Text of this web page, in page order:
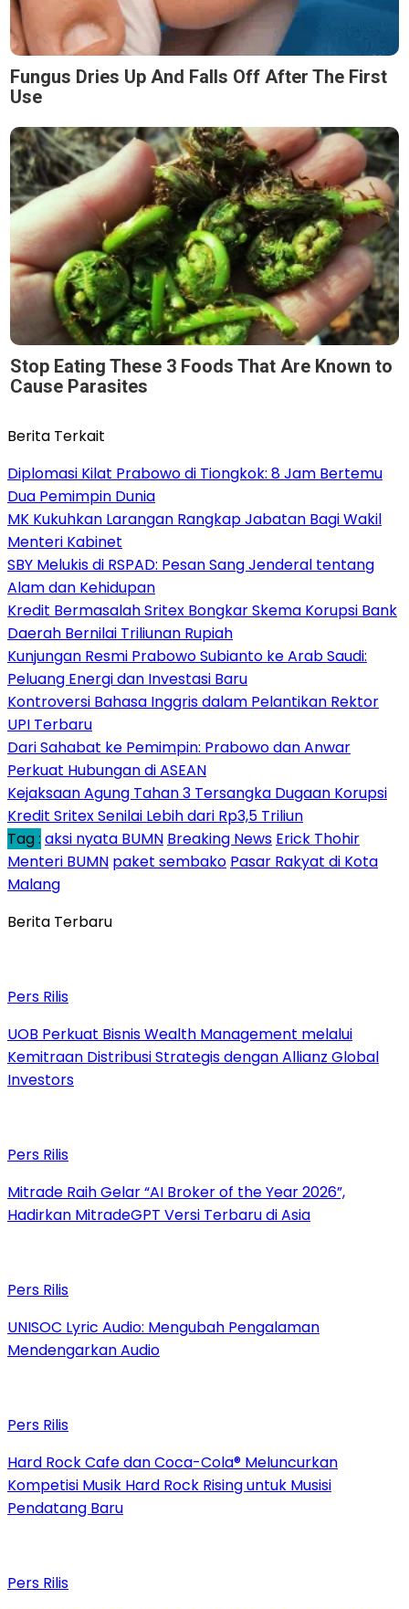
Fungus Dries Up And Falls Off After The First
Use
Stop Eating These 3 Foods That Are Known to
Cause Parasites
Berita Terkait
Diplomasi Kilat Prabowo di Tiongkok: 8 Jam Bertemu
Dua Pemimpin Dunia
MK Kukuhkan Larangan Rangkap Jabatan Bagi Wakil
Menteri Kabinet
SBY Melukis di RSPAD: Pesan Sang Jenderal tentang
Alam dan Kehidupan
Kredit Bermasalah Sritex Bongkar Skema Korupsi Bank
Daerah Bernilai Triliunan Rupiah
Kunjungan Resmi Prabowo Subianto ke Arab Saudi:
Peluang Energi dan Investasi Baru
Kontroversi Bahasa Inggris dalam Pelantikan Rektor
UPI Terbaru
Dari Sahabat ke Pemimpin: Prabowo dan Anwar
Perkuat Hubungan di ASEAN
Kejaksaan Agung Tahan 3 Tersangka Dugaan Korupsi
Kredit Sritex Senilai Lebih dari Rp3,5 Triliun
Tag : aksi nyata BUMN Breaking News Erick Thohir
Menteri BUMN paket sembako Pasar Rakyat di Kota
Malang
Berita Terbaru
Pers Rilis
UOB Perkuat Bisnis Wealth Management melalui
Kemitraan Distribusi Strategis dengan Allianz Global
Investors
Pers Rilis
Mitrade Raih Gelar “AI Broker of the Year 2026”,
Hadirkan MitradeGPT Versi Terbaru di Asia
Pers Rilis
UNISOC Lyric Audio: Mengubah Pengalaman
Mendengarkan Audio
Pers Rilis
Hard Rock Cafe dan Coca-Cola® Meluncurkan
Kompetisi Musik Hard Rock Rising untuk Musisi
Pendatang Baru
Pers Rilis